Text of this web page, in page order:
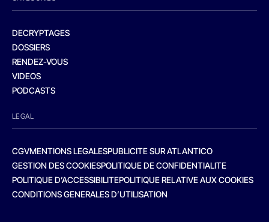
DECRYPTAGES
DOSSIERS
RENDEZ-VOUS
VIDEOS
PODCASTS
LEGAL
CGVMENTIONS LEGALESPUBLICITE SUR ATLANTICO
GESTION DES COOKIESPOLITIQUE DE CONFIDENTIALITE
POLITIQUE D’ACCESSIBILITEPOLITIQUE RELATIVE AUX COOKIES
CONDITIONS GENERALES D’UTILISATION